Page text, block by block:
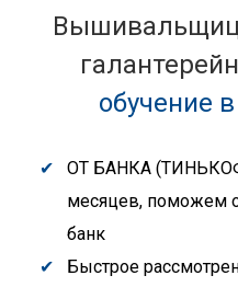
обучение
ОТ БАНКА
месяцев, поможем
банк
Быстрое